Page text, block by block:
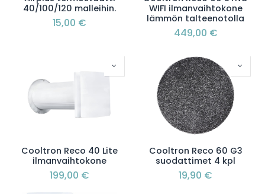
40/100/120 malleihin.
15,00 €
WIFI ilmanvaihtokone
lämmön talteenotolla
449,00 €
Cooltron Reco 40 Lite
ilmanvaihtokone
199,00 €
Cooltron Reco 60 G3
suodattimet 4 kpl
19,90 €